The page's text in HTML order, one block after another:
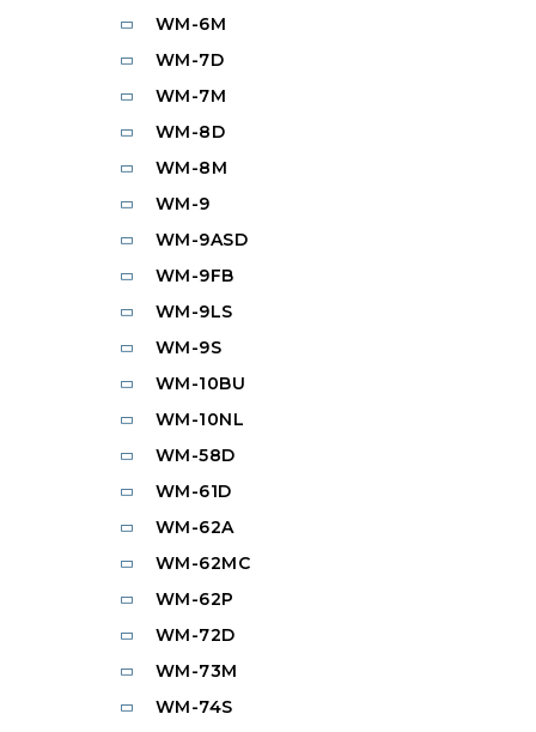
WM-6M
WM-7D
WM-7M
WM-8D
WM-8M
WM-9
WM-9ASD
WM-9FB
WM-9LS
WM-9S
WM-10BU
WM-10NL
WM-58D
WM-61D
WM-62A
WM-62MC
WM-62P
WM-72D
WM-73M
WM-74S